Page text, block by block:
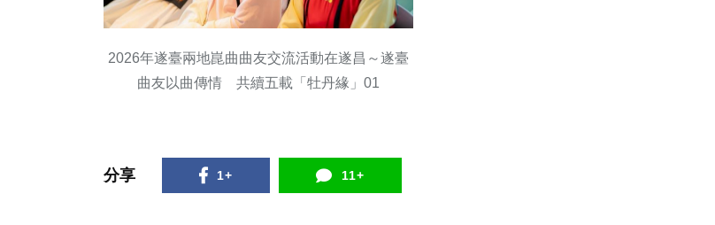
2026年遂臺兩地崑曲曲友交流活動在遂昌～遂臺
曲友以曲傳情 共續五載「牡丹緣」01
分享 1+ 11+